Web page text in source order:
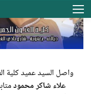
واصل السيد عميد كلية
علاء شاكر محمود